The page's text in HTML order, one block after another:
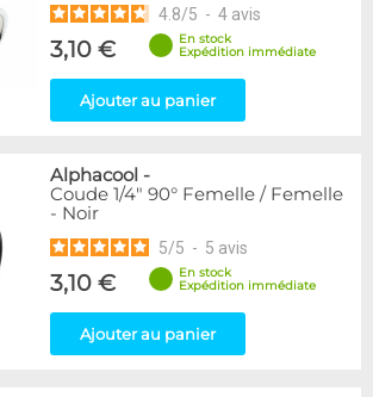
4.8/5 - 4 avis
3,10 €
En stock
Expédition immédiate
Ajouter au panier
Alphacool -
Coude 1/4" 90° Femelle / Femelle
- Noir
5/5 - 5 avis
3,10 €
En stock
Expédition immédiate
Ajouter au panier